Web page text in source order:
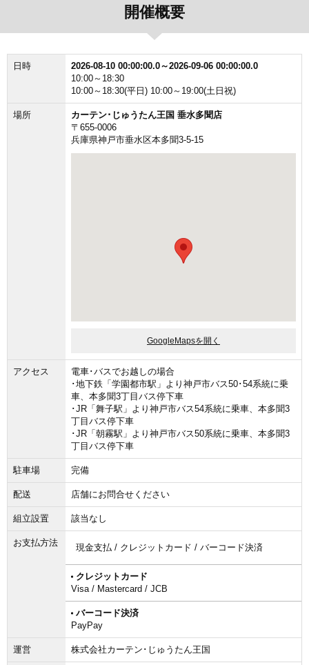
開催概要
日時
2026-08-10 00:00:00.0～2026-09-06 00:00:00.0
10:00～18:30
10:00～18:30(平日) 10:00～19:00(土日祝)
場所
カーテン･じゅうたん王国 垂水多聞店
〒655-0006
兵庫県神戸市垂水区本多聞3-5-15
GoogleMapsを開く
アクセス
電車･バスでお越しの場合
･地下鉄「学園都市駅」より神戸市バス50･54系統に乗
車、本多聞3丁目バス停下車
･JR「舞子駅」より神戸市バス54系統に乗車、本多聞3
丁目バス停下車
･JR「朝霧駅」より神戸市バス50系統に乗車、本多聞3
丁目バス停下車
駐車場 完備
配送 店舗にお問合せください
組立設置 該当なし
お支払方法 現金支払 / クレジットカード / バーコード決済
クレジットカード
Visa / Mastercard / JCB
バーコード決済
PayPay
運営 株式会社カーテン･じゅうたん王国